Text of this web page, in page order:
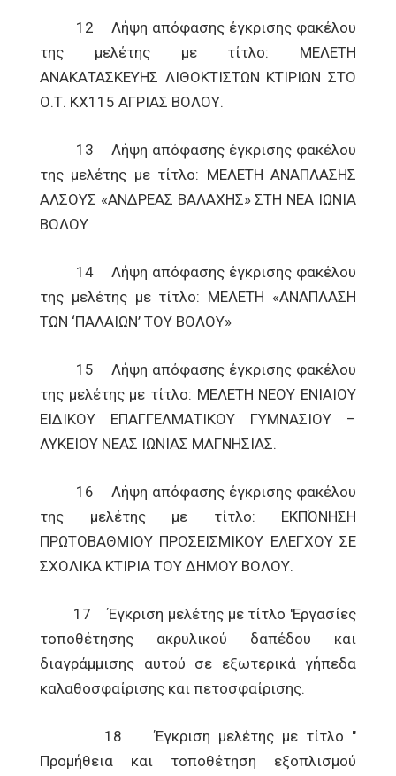
12 Λήψη απόφασης έγκρισης φακέλου
της μελέτης με τίτλο: ΜΕΛΕΤΗ
ΑΝΑΚΑΤΑΣΚΕΥΗΣ ΛΙΘΟΚΤΙΣΤΩΝ ΚΤΙΡΙΩΝ ΣΤΟ
Ο.Τ. ΚΧ115 ΑΓΡΙΑΣ ΒΟΛΟΥ.
13 Λήψη απόφασης έγκρισης φακέλου
της μελέτης με τίτλο: ΜΕΛΕΤΗ ΑΝΑΠΛΑΣΗΣ
ΑΛΣΟΥΣ «ΑΝΔΡΕΑΣ ΒΑΛΑΧΗΣ» ΣΤΗ ΝΕΑ ΙΩΝΙΑ
ΒΟΛΟΥ
14 Λήψη απόφασης έγκρισης φακέλου
της μελέτης με τίτλο: ΜΕΛΕΤΗ «ΑΝΑΠΛΑΣΗ
ΤΩΝ ‘ΠΑΛΑΙΩΝ’ ΤΟΥ ΒΟΛΟΥ»
15 Λήψη απόφασης έγκρισης φακέλου
της μελέτης με τίτλο: ΜΕΛΕΤΗ ΝΕΟΥ ΕΝΙΑΙΟΥ
ΕΙΔΙΚΟΥ ΕΠΑΓΓΕΛΜΑΤΙΚΟΥ ΓΥΜΝΑΣΙΟΥ –
ΛΥΚΕΙΟΥ ΝΕΑΣ ΙΩΝΙΑΣ ΜΑΓΝΗΣΙΑΣ.
16 Λήψη απόφασης έγκρισης φακέλου
της μελέτης με τίτλο: ΕΚΠΌΝΗΣΗ
ΠΡΩΤΟΒΑΘΜΙΟΥ ΠΡΟΣΕΙΣΜΙΚΟΥ ΕΛΕΓΧΟΥ ΣΕ
ΣΧΟΛΙΚΑ ΚΤΙΡΙΑ ΤΟΥ ΔΗΜΟΥ ΒΟΛΟΥ.
17 Έγκριση μελέτης με τίτλο 'Εργασίες
τοποθέτησης ακρυλικού δαπέδου και
διαγράμμισης αυτού σε εξωτερικά γήπεδα
καλαθοσφαίρισης και πετοσφαίρισης.
18 Έγκριση μελέτης με τίτλο "
Προμήθεια και τοποθέτηση εξοπλισμού